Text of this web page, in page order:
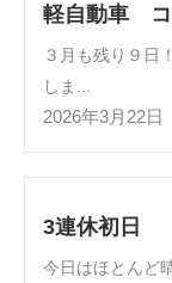
軽自動車 コ
３月も残り９日
しま...
2026年3月22日
3連休初日
今日はほとんど